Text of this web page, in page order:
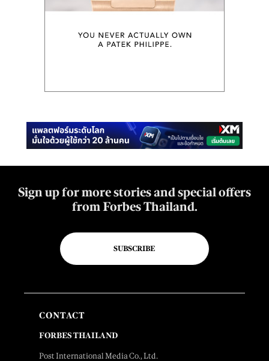
Sign up for more stories and special offers
from Forbes Thailand.
SUBSCRIBE
CONTACT
FORBES THAILAND
Post International Media Co., Ltd.